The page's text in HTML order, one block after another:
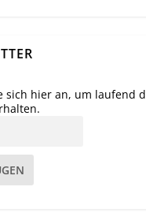
sich hier an, um laufend